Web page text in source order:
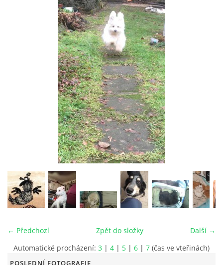
Pepouch
+420605716650
pepouch@seznam.cz
© 2026 eStránky.cz |RSS|Tisk| Aktualizováno: 26. 6. 2026
← Předchozí Další →
Zpět do složky
Automatické procházení: 3 | 4 | 5 | 6 | 7 (čas ve vteřinách)
POSLEDNÍ FOTOGRAFIE